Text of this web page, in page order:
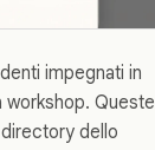
impegnati in
workshop. Queste
dello